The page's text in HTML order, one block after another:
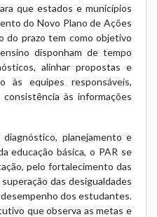
que estados e municípios
do Novo Plano de Ações
do prazo tem como objetivo
disponham de tempo
alinhar propostas e
às equipes responsáveis,
às informações
planejamento e
educação básica, o PAR se
pelo fortalecimento das
das desigualdades
dos estudantes.
que observa as metas e